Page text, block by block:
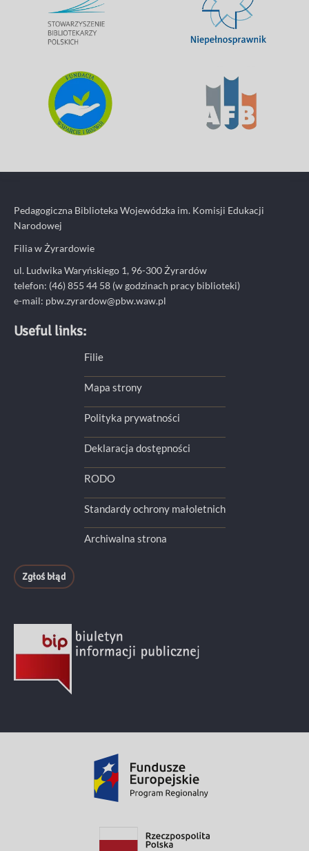
Pedagogiczna Biblioteka Wojewódzka im. Komisji Edukacji
Narodowej
Filia w Żyrardowie
ul. Ludwika Waryńskiego 1, 96-300 Żyrardów
telefon: (46) 855 44 58 (w godzinach pracy biblioteki)
e-mail: pbw.zyrardow@pbw.waw.pl
Useful links:
Filie
Mapa strony
Polityka prywatności
Deklaracja dostępności
RODO
Standardy ochrony małoletnich
Archiwalna strona
Zgłoś błąd